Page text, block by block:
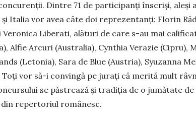
Dintre 71 de par­ti­ci­panţi înscrişi, aleşi
Italia vor avea câte doi reprezen­tanţi: Florin
Veronica Liberati, alături de care s-au mai
Alfie Arcuri (Aus­tralia), Cynthia Verazie (Cipru),
(Letonia), Sara de Blue (Austria), Syuzanna
vor să-i convingă pe juraţi că merită mult
se păs­trează și tradiția de o jumătate
din repertoriul româ­nesc.